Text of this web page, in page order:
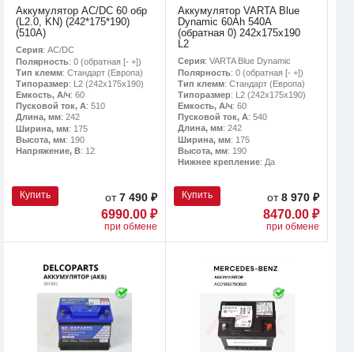
Аккумулятор AC/DC 60 обр
(L2.0, KN) (242*175*190)
(510А)
Серия: AC/DC
Полярность: 0 (обратная [- +])
Тип клемм: Стандарт (Европа)
Типоразмер: L2 (242х175х190)
Емкость, А/ч: 60
Пусковой ток, А: 510
Длина, мм: 242
Ширина, мм: 175
Высота, мм: 190
Напряжение, В: 12
Купить от7 490 ₽
6990.00 ₽
при обмене
Аккумулятор VARTA Blue
Dynamic 60Ah 540A
(обратная 0) 242x175x190
L2
Серия: VARTA Blue Dynamic
Полярность: 0 (обратная [- +])
Тип клемм: Стандарт (Европа)
Типоразмер: L2 (242х175х190)
Емкость, А/ч: 60
Пусковой ток, А: 540
Длина, мм: 242
Ширина, мм: 175
Высота, мм: 190
Нижнее крепление: Да
Купить от8 970 ₽
8470.00 ₽
при обмене